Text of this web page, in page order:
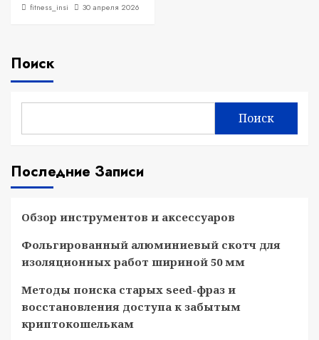
fitness_insi 30 апреля 2026
Поиск
Поиск
Последние Записи
Обзор инструментов и аксессуаров
Фольгированный алюминиевый скотч для
изоляционных работ шириной 50 мм
Методы поиска старых seed-фраз и
восстановления доступа к забытым
криптокошелькам